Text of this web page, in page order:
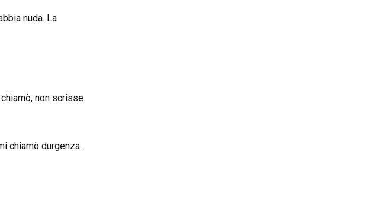
nuda. La
non scrisse.
chiamò durgenza.